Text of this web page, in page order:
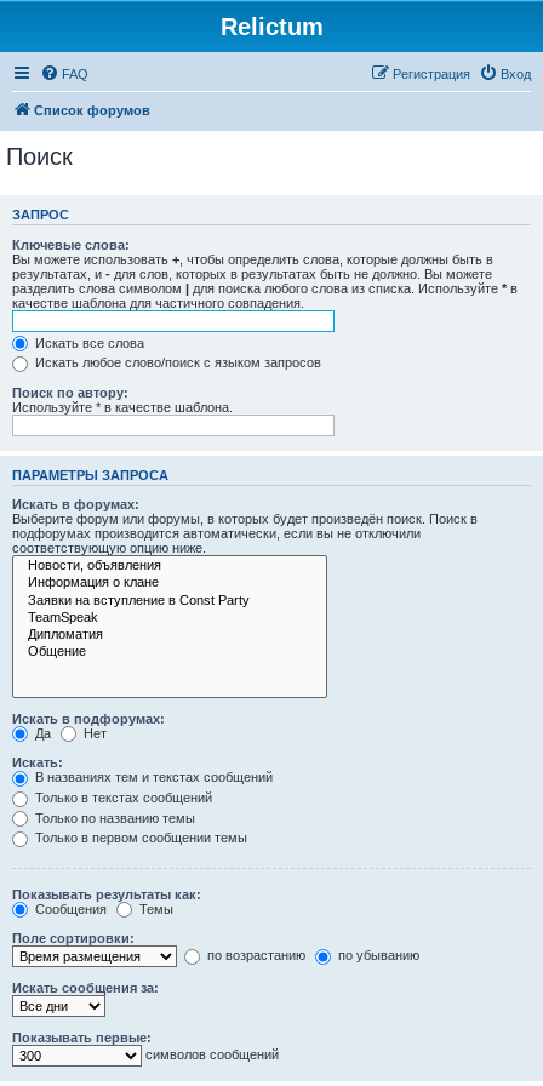
Relictum
FAQ Вход
Регистрация
Список форумов
Поиск
ЗАПРОС
Ключевые слова:
Вы можете использовать + , чтобы определить слова, которые должны быть в
результатах, и - для слов, которых в результатах быть не должно. Вы можете
разделить слова символом | для поиска любого слова из списка. Используйте * в
качестве шаблона для частичного совпадения.
Искать все слова
Искать любое слово/поиск с языком запросов
Поиск по автору:
Используйте * в качестве шаблона.
ПАРАМЕТРЫ ЗАПРОСА
Искать в форумах:
Выберите форум или форумы, в которых будет произведён поиск. Поиск в
подфорумах производится автоматически, если вы не отключили
соответствующую опцию ниже.
Искать в подфорумах:
Да
Нет
Искать:
В названиях тем и текстах сообщений
Только в текстах сообщений
Только по названию темы
Только в первом сообщении темы
Показывать результаты как:
Сообщения
Темы
Поле сортировки:
по возрастанию
по убыванию
Искать сообщения за:
Показывать первые:
символов сообщений